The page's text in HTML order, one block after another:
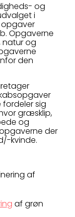
og
i
opgaver
Opgaverne
natur og
den
fordeler sig
græsklip,
og
der
kvinde.
af
af grøn